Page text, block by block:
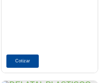
Cotizar